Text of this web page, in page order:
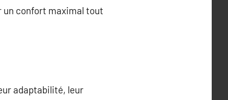
confort maximal tout
adaptabilité, leur